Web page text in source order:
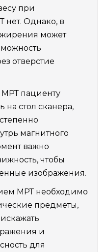
при
нет. Однако, в
может
отверстие
пациенту
на стол сканера,
магнитного
важно
чтобы
изображения.
МРТ необходимо
предметы,
и
для